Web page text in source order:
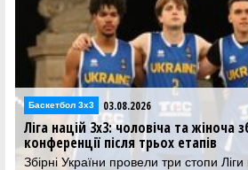
збірні U-21 — треті в
Ліги націй цього сезону
Ліга